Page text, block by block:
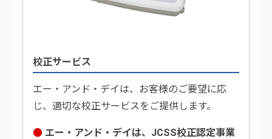
校正サービス
エー・アンド・デイは、お客様のご要望に応
じ、適切な校正サービスをご提供します。
エー・アンド・デイは、JCSS校正認定事業